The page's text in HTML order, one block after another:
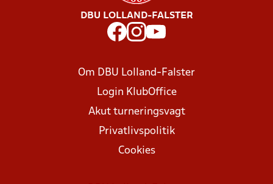
DBU LOLLAND-FALSTER
Om DBU Lolland-Falster
Login KlubOffice
Akut turneringsvagt
Privatlivspolitik
Cookies